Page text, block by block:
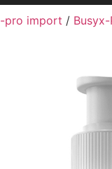
pro import /